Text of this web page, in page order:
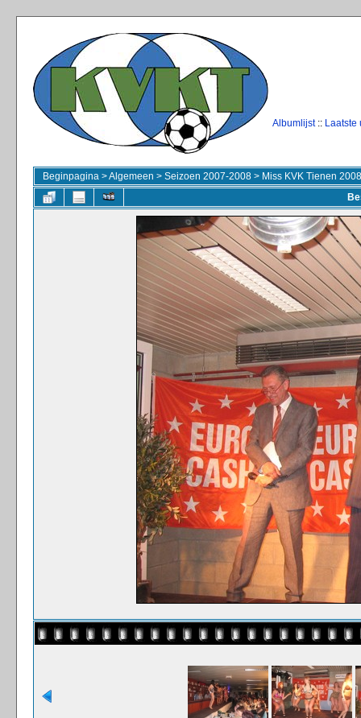
Albumlijst:: Laatste
Beginpagina >Algemeen > Seizoen 2007-2008 > Miss KVK Tienen 2008